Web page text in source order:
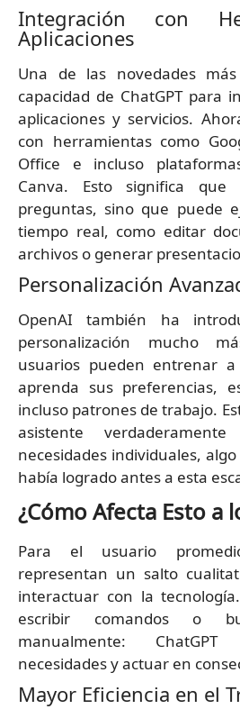
Integración con
Aplicaciones
Una de las novedades
capacidad de ChatGPT para
aplicaciones y servicios.
con herramientas como
Office e incluso
Canva. Esto significa que
preguntas, sino que puede
tiempo real, como editar
archivos o generar
Personalización
OpenAI también ha
personalización mucho
usuarios pueden entrenar a
aprenda sus preferencias,
incluso patrones de trabajo.
asistente
necesidades individuales,
había logrado antes a esta
¿Cómo Afecta Esto a
Para el usuario
representan un salto
interactuar con la
escribir comandos o
manualmente:
necesidades y actuar en
Mayor Eficiencia en el